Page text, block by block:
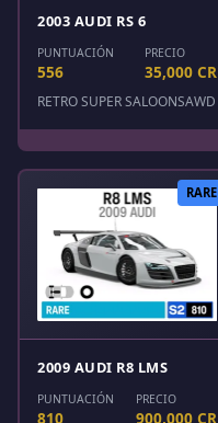
2003 AUDI RS 6
PUNTUACIÓN
556
PRECIO
35,000 CR
RETRO SUPER SALOONSAWD
RARE
2009 AUDI R8 LMS
PUNTUACIÓN
810
PRECIO
900,000 CR